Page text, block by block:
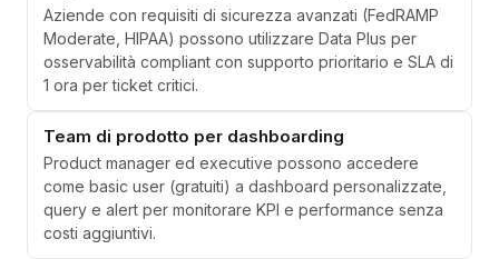
Aziende con requisiti di sicurezza avanzati (FedRAMP
Moderate, HIPAA) possono utilizzare Data Plus per
osservabilità compliant con supporto prioritario e SLA di
1 ora per ticket critici.
Team di prodotto per dashboarding
Product manager ed executive possono accedere
come basic user (gratuiti) a dashboard personalizzate,
query e alert per monitorare KPI e performance senza
costi aggiuntivi.